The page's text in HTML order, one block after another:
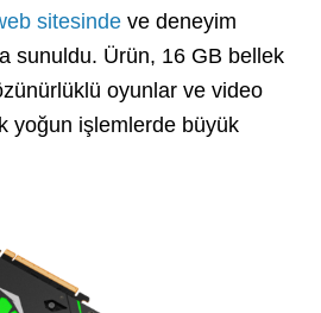
sitesinde ve deneyim
sunuldu. Ürün, 16 GB bellek
oyunlar ve video
yoğun işlemlerde büyük